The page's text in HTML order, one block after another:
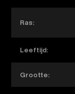
Ras:
Leeftijd:
Grootte: